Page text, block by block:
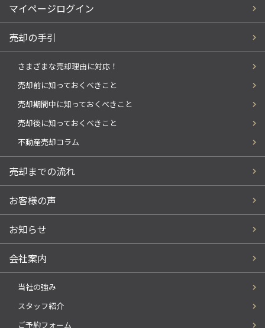
マイページログイン
売却の手引
さまざまな売却理由に対応！
売却前に知っておくべきこと
売却期間中に知っておくべきこと
売却後に知っておくべきこと
不動産売却コラム
売却までの流れ
お客様の声
お知らせ
会社案内
当社の強み
スタッフ紹介
ご予約フォーム